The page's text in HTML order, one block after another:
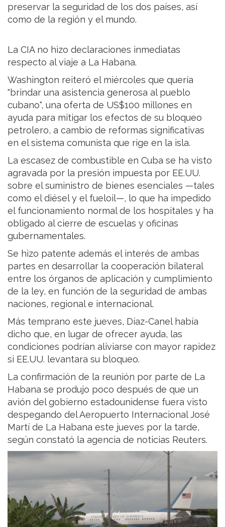
preservar la seguridad de los dos países, así
como de la región y el mundo.
La CIA no hizo declaraciones inmediatas
respecto al viaje a La Habana.
Washington reiteró el miércoles que quería
"brindar una asistencia generosa al pueblo
cubano", una oferta de US$100 millones en
ayuda para mitigar los efectos de su bloqueo
petrolero, a cambio de reformas significativas
en el sistema comunista que rige en la isla.
La escasez de combustible en Cuba se ha visto
agravada por la presión impuesta por EE.UU.
sobre el suministro de bienes esenciales —tales
como el diésel y el fueloil—, lo que ha impedido
el funcionamiento normal de los hospitales y ha
obligado al cierre de escuelas y oficinas
gubernamentales.
Se hizo patente además el interés de ambas
partes en desarrollar la cooperación bilateral
entre los órganos de aplicación y cumplimiento
de la ley, en función de la seguridad de ambas
naciones, regional e internacional.
Más temprano este jueves, Díaz-Canel había
dicho que, en lugar de ofrecer ayuda, las
condiciones podrían aliviarse con mayor rapidez
si EE.UU. levantara su bloqueo.
La confirmación de la reunión por parte de La
Habana se produjo poco después de que un
avión del gobierno estadounidense fuera visto
despegando del Aeropuerto Internacional José
Martí de La Habana este jueves por la tarde,
según constató la agencia de noticias Reuters.